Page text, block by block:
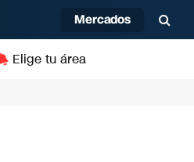
Mercados
Elige tu área